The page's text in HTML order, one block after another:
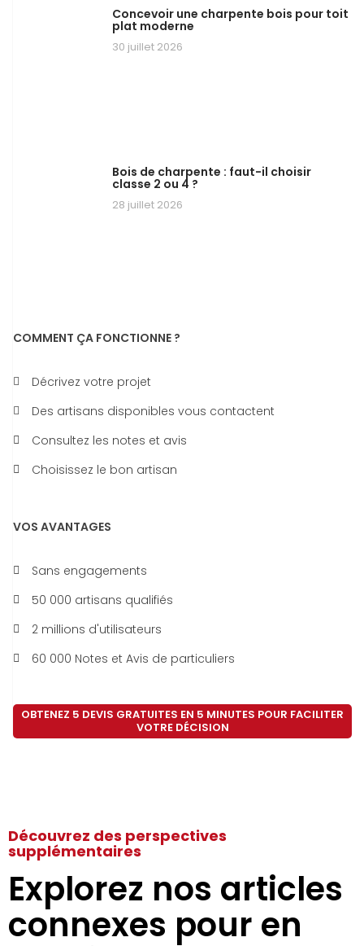
Concevoir une charpente bois pour toit
plat moderne
30 juillet 2026
Bois de charpente : faut-il choisir
classe 2 ou 4 ?
28 juillet 2026
COMMENT ÇA FONCTIONNE ?
Décrivez votre projet
Des artisans disponibles vous contactent
Consultez les notes et avis
Choisissez le bon artisan
VOS AVANTAGES
Sans engagements
50 000 artisans qualifiés
2 millions d'utilisateurs
60 000 Notes et Avis de particuliers
OBTENEZ 5 DEVIS GRATUITES EN 5 MINUTES POUR FACILITER
VOTRE DÉCISION
Découvrez des perspectives
supplémentaires
Explorez nos articles
connexes pour en